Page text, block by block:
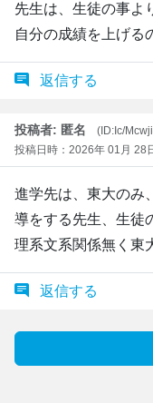
先生は、生徒の事よ
自分の成績を上げる
返信する
投稿者: 匿名
(ID:Ic/
投稿日時：2026年 01月 28
進学先は、東大のみ
導をする先生、生徒
理系文系関係無く東
返信する